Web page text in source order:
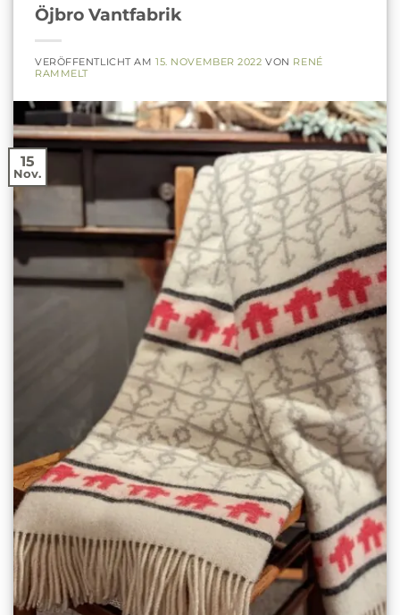
Öjbro Vantfabrik
VERÖFFENTLICHT AM15. NOVEMBER 2022 VON RENÉ
RAMMELT
15
Nov.